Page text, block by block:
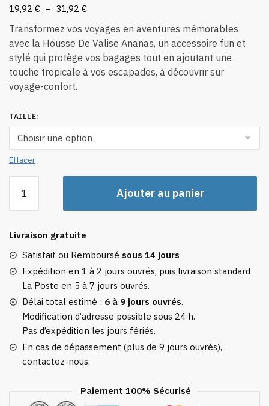
19,92 € – 31,92 €Plage
prix :
19,92 €
à
31,92 €
Transformez vos voyages en aventures mémorables
avec la Housse De Valise Ananas, un accessoire fun et
stylé qui protège vos bagages tout en ajoutant une
touche tropicale à vos escapades, à découvrir sur
voyage-confort.
TAILLE:
Effacer
Housse
Valise
Ananas
Ajouter au panier
Livraison gratuite
Satisfait ou Remboursé sous 14 jours
Expédition en 1 à 2 jours ouvrés, puis livraison standard
La Poste en 5 à 7 jours ouvrés.
Délai total estimé : 6 à 9 jours ouvrés.
Modification d’adresse possible sous 24 h.
Pas d’expédition les jours fériés.
En cas de dépassement (plus de 9 jours ouvrés),
contactez-nous.
Paiement 100% Sécurisé